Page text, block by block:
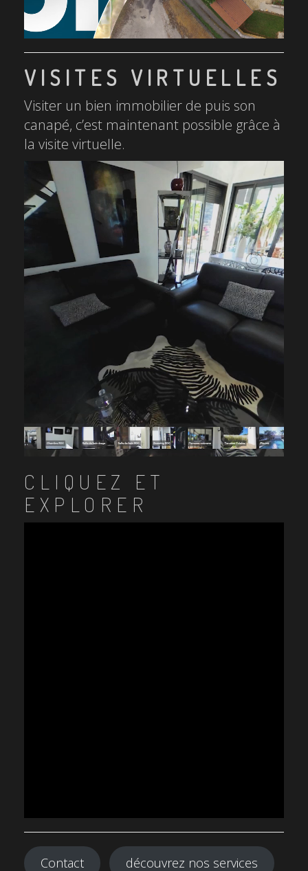
VISITES VIRTUELLES
Visiter un bien immobilier de puis son
canapé, c’est maintenant possible grâce à
la visite virtuelle.
CLIQUEZ ET
EXPLORER
Contact découvrez nos services